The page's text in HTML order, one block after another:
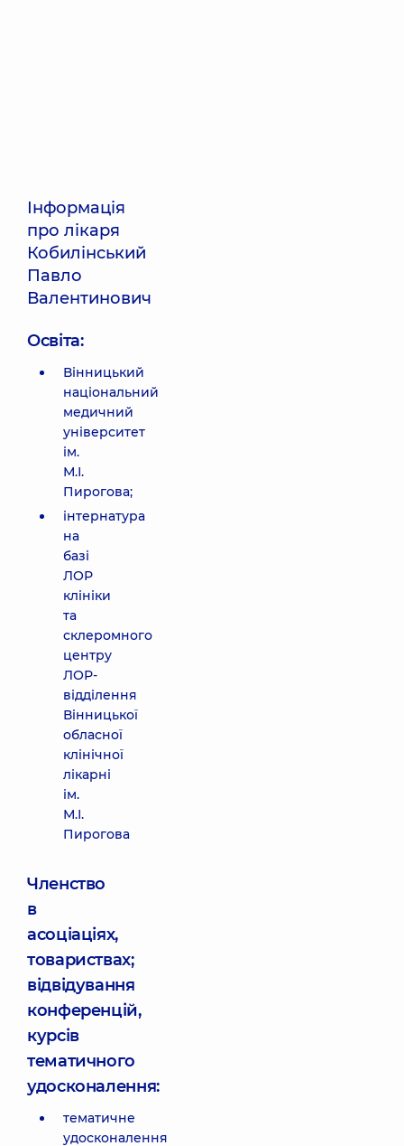
Інформація
про лікаря
Кобилінський
Павло
Валентинович
Освіта:
Вінницький
національний
медичний
університет
ім.
М.І.
Пирогова;
інтернатура
на
базі
ЛОР
клініки
та
склеромного
центру
ЛОР-
відділення
Вінницької
обласної
клінічної
лікарні
ім.
М.І.
Пирогова
Членство
в
асоціаціях,
товариствах;
відвідування
конференцій,
курсів
тематичного
удосконалення:
тематичне
удосконалення